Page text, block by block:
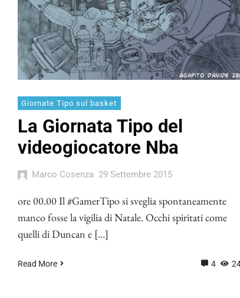
Giornate Tipo sul basket
La Giornata Tipo del
videogiocatore Nba
Marco Cosenza 29 Settembre 2015
ore 00.00 Il #GamerTipo si sveglia spontaneamente
manco fosse la vigilia di Natale. Occhi spiritati come
quelli di Duncan e […]
Read More 4